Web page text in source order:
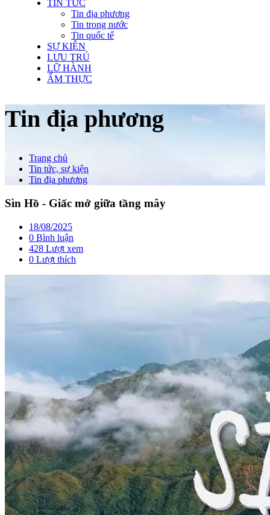
TIN TỨC
Tin địa phương
Tin trong nước
Tin quốc tế
SỰ KIỆN
LƯU TRÚ
LỮ HÀNH
ẨM THỰC
Tin địa phương
Trang chủ
Tin tức, sự kiện
Tin địa phương
Sìn Hồ - Giấc mở giữa tầng mây
18/08/2025
0 Bình luận
428 Lượt xem
0 Lượt thích